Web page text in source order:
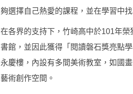
夠選擇自己熱愛的課程，並在學習中
在各界的支持下，竹崎高中於101年
書館，並因此獲得「閱讀磐石獎亮點
永慶樓，內設有多間美術教室，如國
藝術創作空間。